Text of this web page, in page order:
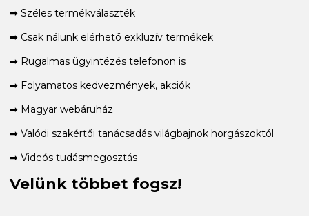
➡ Széles termékválaszték
➡ Csak nálunk elérhető exkluzív termékek
➡ Rugalmas ügyintézés telefonon is
➡ Folyamatos kedvezmények, akciók
➡ Magyar webáruház
➡ Valódi szakértői tanácsadás világbajnok horgászoktól
➡ Videós tudásmegosztás
Velünk többet fogsz!